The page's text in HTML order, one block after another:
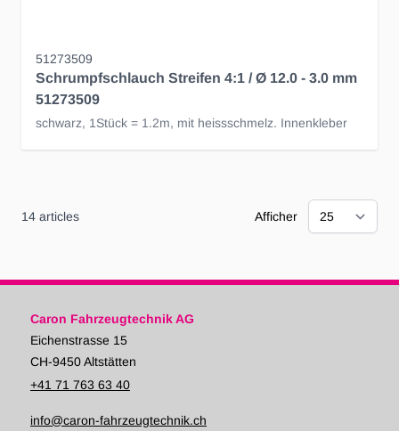
51273509
Schrumpfschlauch Streifen 4:1 / Ø 12.0 - 3.0 mm
51273509
schwarz, 1Stück = 1.2m, mit heissschmelz. Innenkleber
14 articles Afficher
Caron Fahrzeugtechnik AG
Eichenstrasse 15
CH-9450 Altstätten
+41 71 763 63 40
info@caron-fahrzeugtechnik.ch